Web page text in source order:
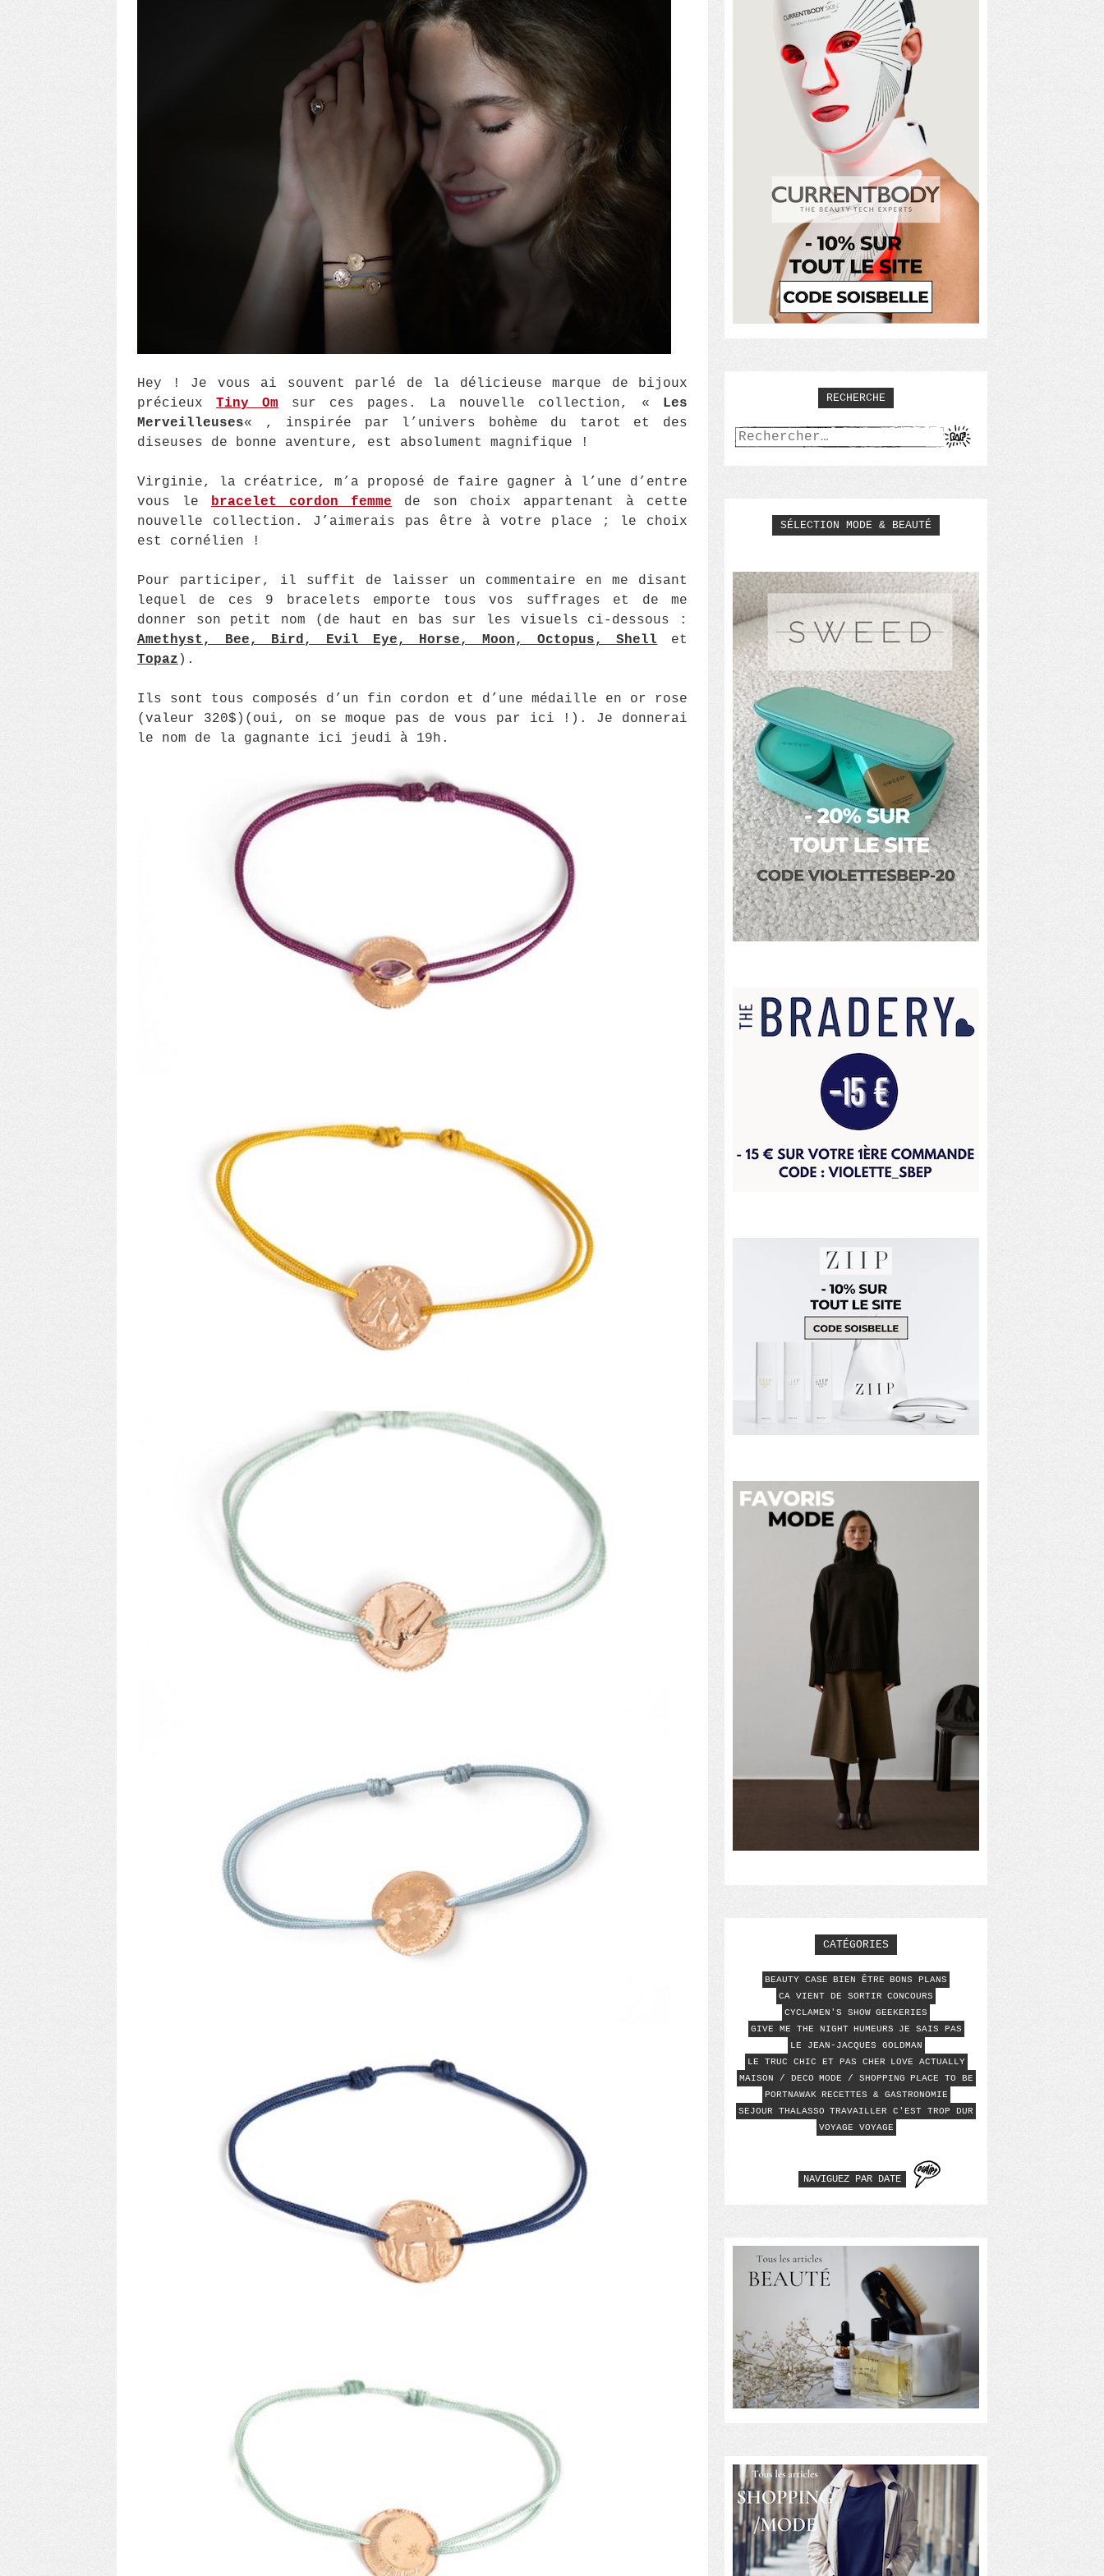
Hey ! Je vous ai souvent parlé de la délicieuse marque de bijoux
précieux Tiny Om sur ces pages. La nouvelle collection, « Les
Merveilleuses« , inspirée par l’univers bohème du tarot et des
diseuses de bonne aventure, est absolument magnifique !
Virginie, la créatrice, m’a proposé de faire gagner à l’une d’entre
vous le bracelet cordon femme de son choix appartenant à cette
nouvelle collection. J’aimerais pas être à votre place ; le choix
est cornélien !
Pour participer, il suffit de laisser un commentaire en me disant
lequel de ces 9 bracelets emporte tous vos suffrages et de me
donner son petit nom (de haut en bas sur les visuels ci-dessous :
Amethyst, Bee, Bird, Evil Eye, Horse, Moon, Octopus, Shell et
Topaz ).
Ils sont tous composés d’un fin cordon et d’une médaille en or rose
(valeur 320$)(oui, on se moque pas de vous par ici !). Je donnerai
le nom de la gagnante ici jeudi à 19h.
RECHERCHE
Rechercher :
SÉLECTION MODE & BEAUTÉ
CATÉGORIES
BEAUTY CASE BIEN ÊTRE BONS PLANS
CA VIENT DE SORTIR CONCOURS
CYCLAMEN'S SHOW GEEKERIES
GIVE ME THE NIGHT HUMEURS
JE SAIS PAS
LE JEAN-JACQUES GOLDMAN
LE TRUC CHIC ET PAS CHER
LOVE ACTUALLY
MAISON / DECO MODE / SHOPPING PLACE TO BE
PORTNAWAK RECETTES & GASTRONOMIE
SEJOUR THALASSO TRAVAILLER C'EST TROP DUR
VOYAGE VOYAGE
NAVIGUEZ PAR DATE